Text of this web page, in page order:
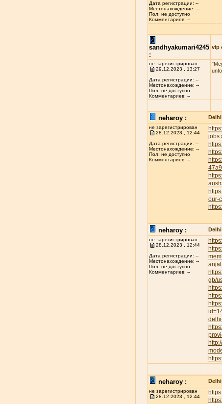
Дата регистрации: --
Местонахождение: --
Пол: не доступно
Комментариев: --
sandhyakumari4245
:
vip
не зарегистрирован
29.12.2023 , 13:27
Дата регистрации: --
Местонахождение: --
Пол: не доступно
Комментариев: --
neharoy :
не зарегистрирован
28.12.2023 , 12:44
Дата регистрации: --
Местонахождение: --
Пол: не доступно
Комментариев: --
our-
neharoy :
не зарегистрирован
28.12.2023 , 12:44
Дата регистрации: --
Местонахождение: --
Пол: не доступно
Комментариев: --
gb/
neharoy :
не зарегистрирован
28.12.2023 , 12:44